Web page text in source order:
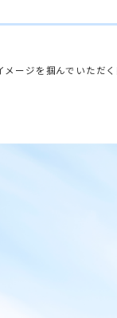
ージを掴んでいただく